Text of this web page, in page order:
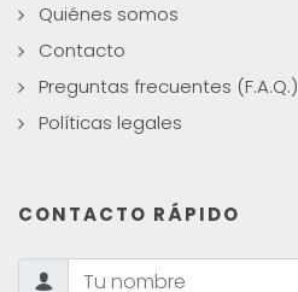
Quiénes somos
Contacto
Preguntas frecuentes (F.A.Q.)
Políticas legales
CONTACTO RÁPIDO